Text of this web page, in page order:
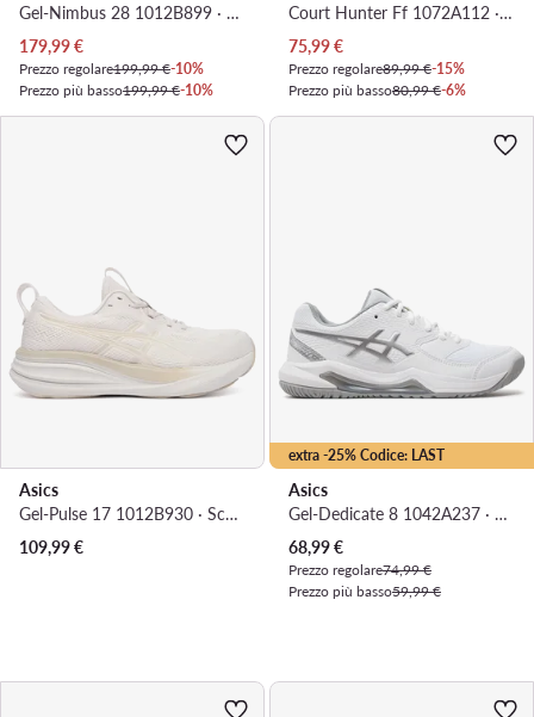
Gel-Nimbus 28 1012B899 · Scarpe running
Prezzo attuale
179,99€
Prezzo regolare199,99 €-10%
Prezzo più basso199,99 €-10%
Court Hunter Ff 1072A112 · Scarpe indoor
Prezzo attuale
75,99€
Prezzo regolare89,99 €-15%
Prezzo più basso80,99 €-6%
Asics
Gel-Pulse 17 1012B930 · Scarpe running
109,99€
extra -25% Codice: LAST
Asics
Gel-Dedicate 8 1042A237 · Scarpe da tennis
Prezzo attuale
68,99€
Prezzo regolare74,99 €
Prezzo più basso59,99 €